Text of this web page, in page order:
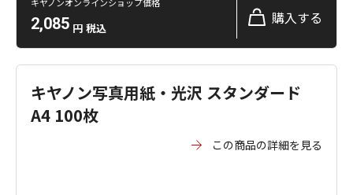
2,085 円 税込
購入する
キヤノン写真用紙・光沢 スタンダード
A4 100枚
この商品の詳細を見る